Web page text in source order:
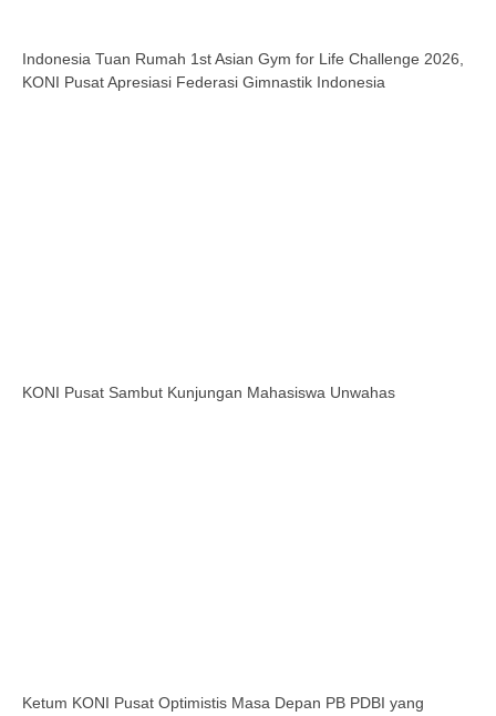
Indonesia Tuan Rumah 1st Asian Gym for Life Challenge 2026,
KONI Pusat Apresiasi Federasi Gimnastik Indonesia
KONI Pusat Sambut Kunjungan Mahasiswa Unwahas
Ketum KONI Pusat Optimistis Masa Depan PB PDBI yang